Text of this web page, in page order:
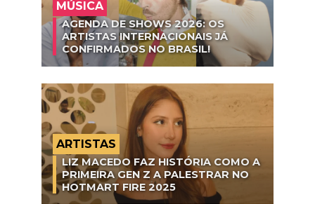
MÚSICA
AGENDA DE SHOWS 2026: OS
ARTISTAS INTERNACIONAIS JÁ
CONFIRMADOS NO BRASIL!
ARTISTAS
LIZ MACEDO FAZ HISTÓRIA COMO A
PRIMEIRA GEN Z A PALESTRAR NO
HOTMART FIRE 2025